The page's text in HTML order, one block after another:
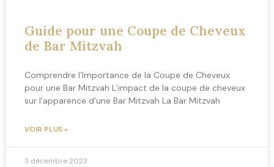
Guide pour une Coupe de Cheveux
de Bar Mitzvah
Comprendre l’Importance de la Coupe de Cheveux
pour une Bar Mitzvah L’impact de la coupe de cheveux
sur l’apparence d’une Bar Mitzvah La Bar Mitzvah
VOIR PLUS »
3 décembre 2023